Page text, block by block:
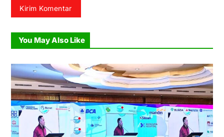
You May Also Like